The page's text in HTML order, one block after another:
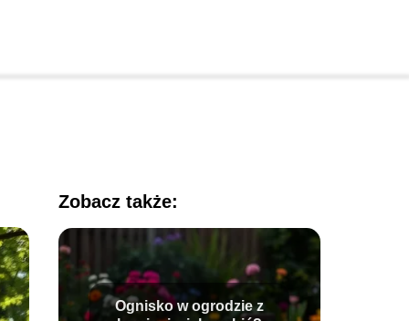
Zobacz także:
Ognisko w ogrodzie z